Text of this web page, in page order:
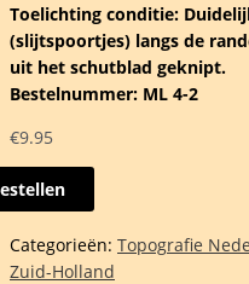
Toelichting conditie:
(slijtspoortjes) langs de
uit het schutblad geknipt.
Bestelnummer: ML 4-2
€9.95
Categorieën: Topografie
Zuid-Holland